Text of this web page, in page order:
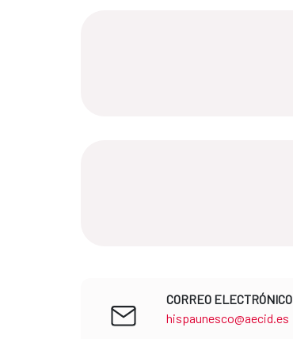
CORREO ELECTRÓNICO
hispaunesco@aecid.es